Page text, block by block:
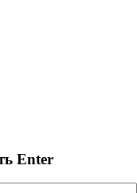
Enter